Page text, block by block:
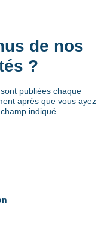
de nos
?
publiées chaque
après que vous ayez
indiqué.